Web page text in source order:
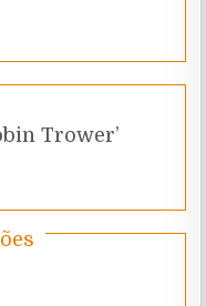
Trower’